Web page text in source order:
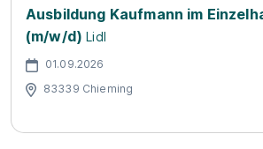
Ausbildung Kaufmann im
(m/w/d) Lidl
01.09.2026
83339 Chieming